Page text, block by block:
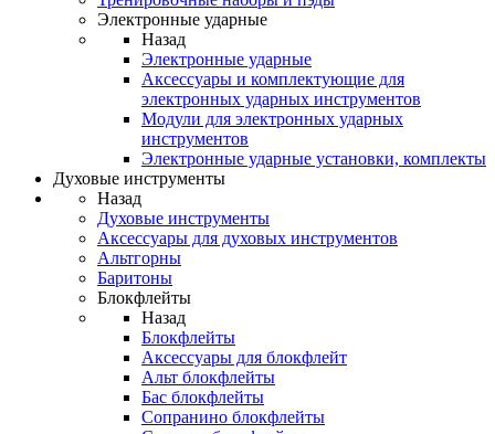
Электронные ударные
Назад
Электронные ударные
Аксессуары и комплектующие для
электронных ударных инструментов
Модули для электронных ударных
инструментов
Электронные ударные установки, комплекты
Духовые инструменты
Назад
Духовые инструменты
Аксессуары для духовых инструментов
Альтгорны
Баритоны
Блокфлейты
Назад
Блокфлейты
Аксессуары для блокфлейт
Альт блокфлейты
Бас блокфлейты
Сопранино блокфлейты